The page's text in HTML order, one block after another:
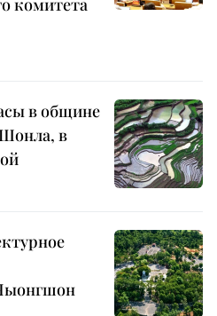
комитета
в общине
в